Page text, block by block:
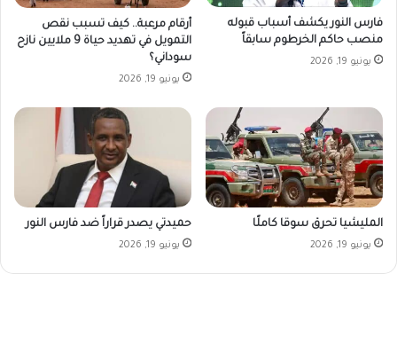
فارس النور يكشف أسباب قبوله
منصب حاكم الخرطوم سابقاً
يونيو 19, 2026
أرقام مرعبة.. كيف تسبب نقص
التمويل في تهديد حياة 9 ملايين نازح
سوداني؟
يونيو 19, 2026
المليشيا تحرق سوقا كاملًا
يونيو 19, 2026
حميدتي يصدر قراراً ضد فارس النور
يونيو 19, 2026